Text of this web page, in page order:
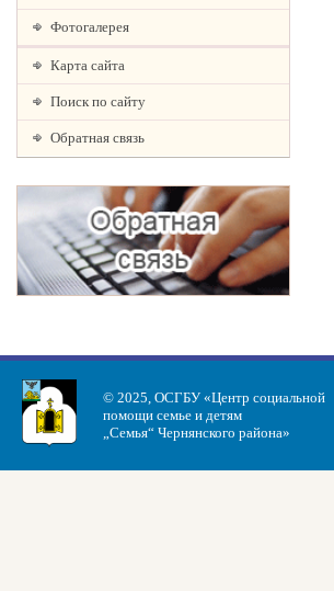
Фотогалерея
Карта сайта
Поиск по сайту
Обратная связь
© 2025, ОСГБУ «Центр социальной
помощи семье и детям
„Семья“ Чернянского района»